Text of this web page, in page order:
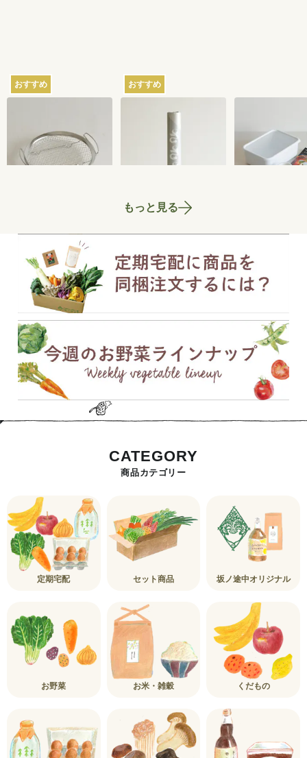
おすすめ
2,750
おすすめ
さささの和晒（わざ
らし）ロール ミシン
器 2.8L
もっと見る
CATEGORY
商品カテゴリー
定期宅配 セット商品 坂ノ途中オリジナル
お野菜 お米・雑穀 くだもの